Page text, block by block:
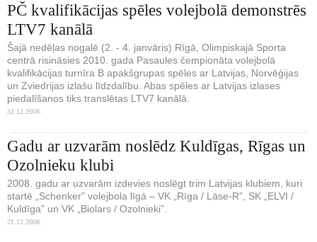
PČ kvalifikācijas spēles volejbolā demonstrēs
LTV7 kanālā
Šajā nedēļas nogalē (2. - 4. janvāris) Rīgā, Olimpiskajā Sporta
centrā risināsies 2010. gada Pasaules čempionāta volejbolā
kvalifikācijas turnīra B apakšgrupas spēles ar Latvijas, Norvēģijas
un Zviedrijas izlašu līdzdalību. Abas spēles ar Latvijas izlases
piedalīšanos tiks translētas LTV7 kanālā.
31.12.2008.
Gadu ar uzvarām noslēdz Kuldīgas, Rīgas un
Ozolnieku klubi
2008. gadu ar uzvarām izdevies noslēgt trim Latvijas klubiem, kuri
startē „Schenker” volejbola līgā – VK „Rīga / Lāse-R”, SK „ELVI /
Kuldīga” un VK „Biolars / Ozolnieki”.
21.12.2008.